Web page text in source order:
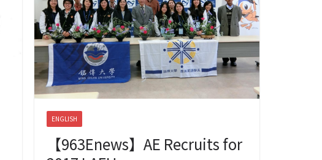
ENGLISH
【963Enews】AE Recruits for